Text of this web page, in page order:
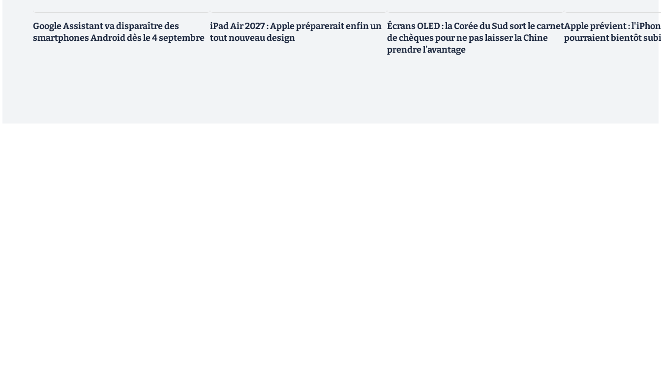
Google Assistant va disparaître des
smartphones Android dès le 4 septembre
iPad Air 2027 : Apple préparerait enfin un
tout nouveau design
Écrans OLED : la Corée du Sud sort le carnet
de chèques pour ne pas laisser la Chine
prendre l’avantage
Apple prévient :
pourraient bientôt